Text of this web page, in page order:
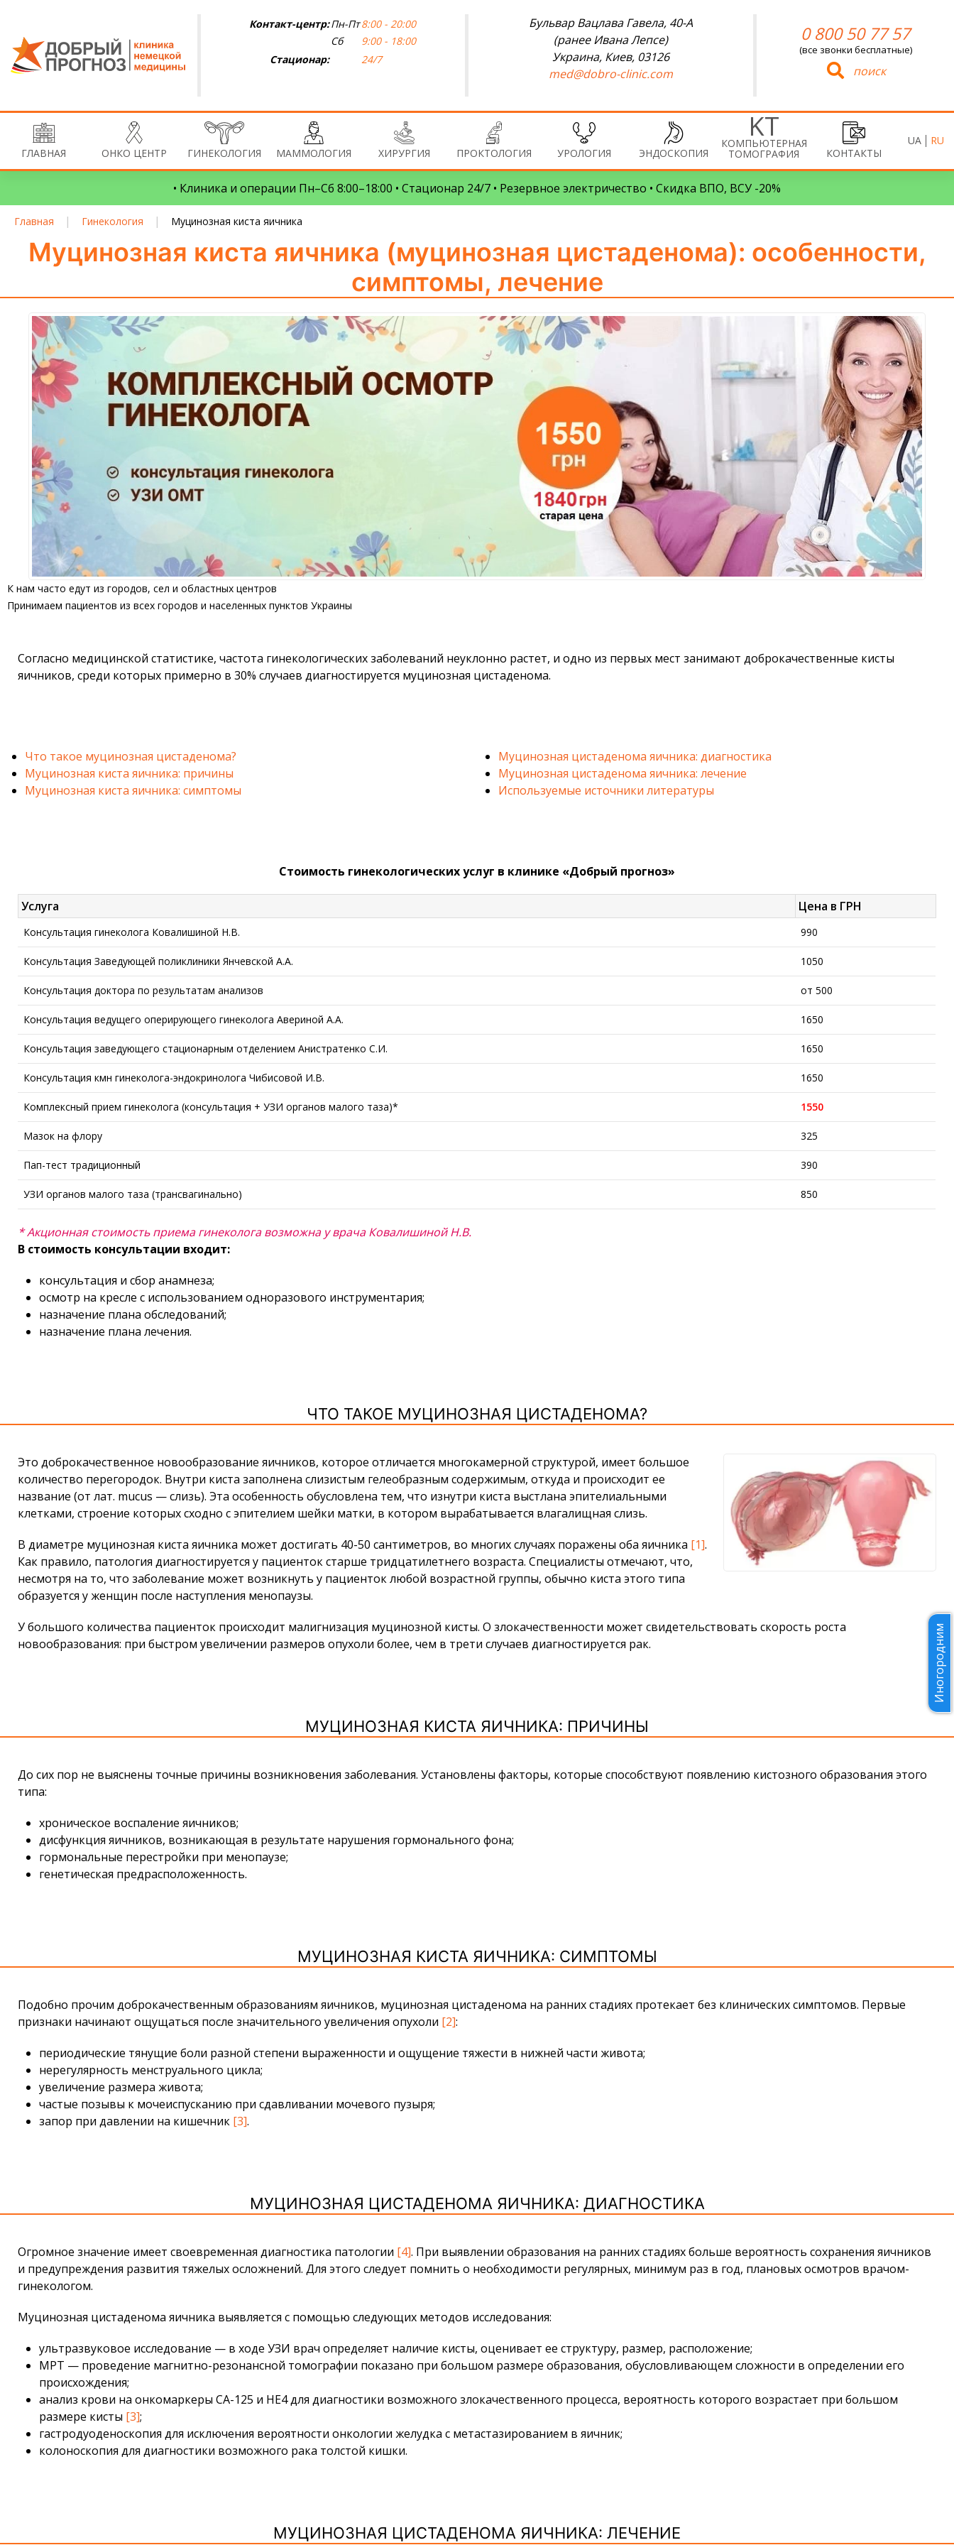
Контакт-центр:Пн-Пт
Сб
8:00 - 20:00
9:00 - 18:00
Стационар:
24/7
Бульвар Вацлава Гавела, 40-А
(ранее Ивана Лепсе)
Украина, Киев, 03126
med@dobro-clinic.com
0 800 50 77 57
(все звонки бесплатные)
поиск
ГЛАВНАЯ ОНКО ЦЕНТР ГИНЕКОЛОГИЯ МАММОЛОГИЯ ХИРУРГИЯ ПРОКТОЛОГИЯ УРОЛОГИЯ ЭНДОСКОПИЯ
КОМПЬЮТЕРНАЯ
ТОМОГРАФИЯ КОНТАКТЫ
UA RU
• Клиника и операции Пн–Сб 8:00–18:00 • Стационар 24/7 • Резервное электричество • Скидка ВПО, ВСУ -20%
Главная | Гинекология | Муцинозная киста яичника
Муцинозная киста яичника (муцинозная цистаденома): особенности,
симптомы, лечение
К нам часто едут из городов, сел и областных центров
Принимаем пациентов из всех городов и населенных пунктов Украины
Согласно медицинской статистике, частота гинекологических заболеваний неуклонно растет, и одно из первых мест занимают доброкачественные кисты
яичников, среди которых примерно в 30% случаев диагностируется муцинозная цистаденома.
Что такое муцинозная цистаденома?
Муцинозная киста яичника: причины
Муцинозная киста яичника: симптомы
Муцинозная цистаденома яичника: диагностика
Муцинозная цистаденома яичника: лечение
Используемые источники литературы
Стоимость гинекологических услуг в клинике «Добрый прогноз»
Услуга Цена в ГРН
Консультация гинеколога Ковалишиной Н.В. 990
Консультация Заведующей поликлиники Янчевской А.А. 1050
Консультация доктора по результатам анализов от 500
Консультация ведущего оперирующего гинеколога Авериной А.А. 1650
Консультация заведующего стационарным отделением Анистратенко С.И. 1650
Консультация кмн гинеколога-эндокринолога Чибисовой И.В. 1650
Комплексный прием гинеколога (консультация + УЗИ органов малого таза)* 1550
Мазок на флору 325
Пап-тест традиционный 390
УЗИ органов малого таза (трансвагинально) 850
* Акционная стоимость приема гинеколога возможна у врача Ковалишиной Н.В.
В стоимость конcультации входит:
консультация и сбор анамнеза;
осмотр на кресле с использованием одноразового инструментария;
назначение плана обследований;
назначение плана лечения.
ЧТО ТАКОЕ МУЦИНОЗНАЯ ЦИСТАДЕНОМА?
Это доброкачественное новообразование яичников, которое отличается многокамерной структурой, имеет большое
количество перегородок. Внутри киста заполнена слизистым гелеобразным содержимым, откуда и происходит ее
название (от лат. mucus — слизь). Эта особенность обусловлена тем, что изнутри киста выстлана эпителиальными
клетками, строение которых сходно с эпителием шейки матки, в котором вырабатывается влагалищная слизь.
В диаметре муцинозная киста яичника может достигать 40-50 сантиметров, во многих случаях поражены оба яичника [1].
Как правило, патология диагностируется у пациенток старше тридцатилетнего возраста. Специалисты отмечают, что,
несмотря на то, что заболевание может возникнуть у пациенток любой возрастной группы, обычно киста этого типа
образуется у женщин после наступления менопаузы.
У большого количества пациенток происходит малигнизация муцинозной кисты. О злокачественности может свидетельствовать скорость роста
новообразования: при быстром увеличении размеров опухоли более, чем в трети случаев диагностируется рак.
МУЦИНОЗНАЯ КИСТА ЯИЧНИКА: ПРИЧИНЫ
До сих пор не выяснены точные причины возникновения заболевания. Установлены факторы, которые способствуют появлению кистозного образования этого
типа:
хроническое воспаление яичников;
дисфункция яичников, возникающая в результате нарушения гормонального фона;
гормональные перестройки при менопаузе;
генетическая предрасположенность.
МУЦИНОЗНАЯ КИСТА ЯИЧНИКА: СИМПТОМЫ
Подобно прочим доброкачественным образованиям яичников, муцинозная цистаденома на ранних стадиях протекает без клинических симптомов. Первые
признаки начинают ощущаться после значительного увеличения опухоли [2]:
периодические тянущие боли разной степени выраженности и ощущение тяжести в нижней части живота;
нерегулярность менструального цикла;
увеличение размера живота;
частые позывы к мочеиспусканию при сдавливании мочевого пузыря;
запор при давлении на кишечник [3].
МУЦИНОЗНАЯ ЦИСТАДЕНОМА ЯИЧНИКА: ДИАГНОСТИКА
Огромное значение имеет своевременная диагностика патологии [4]. При выявлении образования на ранних стадиях больше вероятность сохранения яичников
и предупреждения развития тяжелых осложнений. Для этого следует помнить о необходимости регулярных, минимум раз в год, плановых осмотров врачом-
гинекологом.
Муцинозная цистаденома яичника выявляется с помощью следующих методов исследования:
ультразвуковое исследование — в ходе УЗИ врач определяет наличие кисты, оценивает ее структуру, размер, расположение;
МРТ — проведение магнитно-резонансной томографии показано при большом размере образования, обусловливающем сложности в определении его
происхождения;
анализ крови на онкомаркеры СА-125 и НЕ4 для диагностики возможного злокачественного процесса, вероятность которого возрастает при большом
размере кисты [3];
гастродуоденоскопия для исключения вероятности онкологии желудка с метастазированием в яичник;
колоноскопия для диагностики возможного рака толстой кишки.
МУЦИНОЗНАЯ ЦИСТАДЕНОМА ЯИЧНИКА: ЛЕЧЕНИЕ
Иногородним